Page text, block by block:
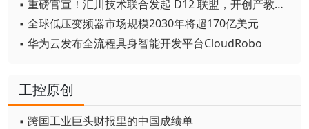
▪ 重磅官宣！汇川技术联合发起 D12 联盟，开创产教融合新范式
▪ 全球低压变频器市场规模2030年将超170亿美元
▪ 华为云发布全流程具身智能开发平台CloudRobo
工控原创
▪ 跨国工业巨头财报里的中国成绩单